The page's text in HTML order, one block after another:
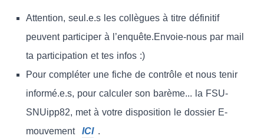
Attention, seul.e.s les collègues à titre définitif
peuvent participer à l’enquête.Envoie-nous par mail
ta participation et tes infos :)
Pour compléter une fiche de contrôle et nous tenir
informé.e.s, pour calculer son barème... la FSU-
SNUipp82, met à votre disposition le dossier E-
mouvement
ICI .